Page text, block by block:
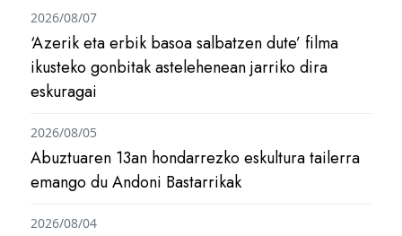
‘Azerik eta erbik basoa salbatzen dute’ filma
ikusteko gonbitak astelehenean jarriko dira
eskuragai
2026/08/07
Abuztuaren 13an hondarrezko eskultura tailerra
emango du Andoni Bastarrikak
2026/08/05
2026/08/04